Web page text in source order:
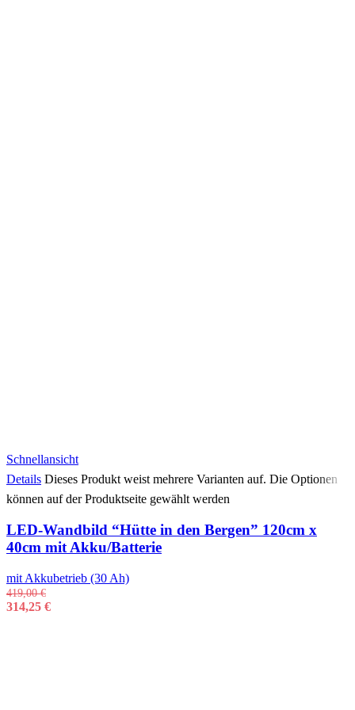
Schnellansicht
Details Dieses Produkt weist mehrere Varianten auf. Die Optionen
können auf der Produktseite gewählt werden
LED-Wandbild “Hütte in den Bergen” 120cm x
40cm mit Akku/Batterie
mit Akkubetrieb (30 Ah)
419,00€
314,25 €